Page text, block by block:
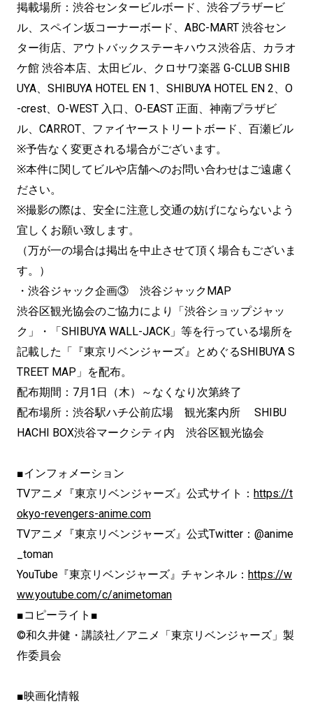
掲載場所：渋谷センタービルボード、渋谷ブラザービ
ル、スペイン坂コーナーボード、ABC-MART 渋谷セン
ター街店、アウトバックステーキハウス渋谷店、カラオ
ケ館 渋谷本店、太田ビル、クロサワ楽器 G-CLUB SHIB
UYA、SHIBUYA HOTEL EN 1、SHIBUYA HOTEL EN 2、O
-crest、O-WEST 入口、O-EAST 正面、神南プラザビ
ル、CARROT、ファイヤーストリートボード、百瀬ビル
※予告なく変更される場合がございます。
※本件に関してビルや店舗へのお問い合わせはご遠慮く
ださい。
※撮影の際は、安全に注意し交通の妨げにならないよう
宜しくお願い致します。
（万が一の場合は掲出を中止させて頂く場合もございま
す。）
・渋谷ジャック企画③ 渋谷ジャックMAP
渋谷区観光協会のご協力により「渋谷ショップジャッ
ク」・「SHIBUYA WALL-JACK」等を行っている場所を
記載した「『東京リベンジャーズ』とめぐるSHIBUYA S
TREET MAP」を配布。
配布期間：7月1日（木）～なくなり次第終了
配布場所：渋谷駅ハチ公前広場 観光案内所 SHIBU
HACHI BOX渋谷マークシティ内 渋谷区観光協会
■インフォメーション
TVアニメ『東京リベンジャーズ』公式サイト： https://t
okyo-revengers-anime.com
TVアニメ『東京リベンジャーズ』公式Twitter：@anime
_toman
YouTube『東京リベンジャーズ』チャンネル： https://w
ww.youtube.com/c/animetoman
■コピーライト■
©和久井健・講談社／アニメ「東京リベンジャーズ」製
作委員会
■映画化情報